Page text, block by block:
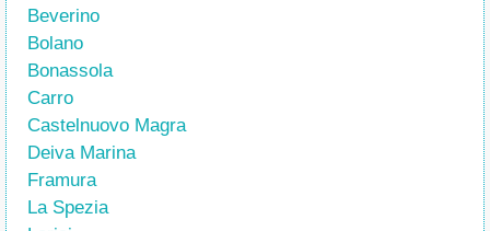
Beverino
Bolano
Bonassola
Carro
Castelnuovo Magra
Deiva Marina
Framura
La Spezia